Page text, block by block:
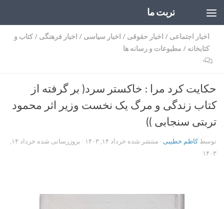
تربت ما
اخبار اجتماعی / اخبار حقوقی / اخبار سیاسی / اخبار فرهنگی /کتاب و
کتابخانه / مطبوعات و رسانه ها
۰
حکایت کرد مرا : خاکستر سرد( بر گرفته از
کتاب زندگی و مرگ یک نخست وزیر اثر محمود
تربتی سنجابی ))
توسطکاظم خطیبی · منتشر شده خرداد ۱۴, ۱۴۰۳ · بروزرسانی شده
خرداد ۱۴,
۱۴۰۳